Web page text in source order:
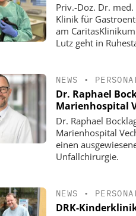
Priv.-Doz. Dr.
Klinik für
am
Lutz geht in
NEWS •
Dr. Raphael
Marienhospital
Dr. Raphael
Marienhospital
einen
Unfallchirurgie.
NEWS •
DRK-